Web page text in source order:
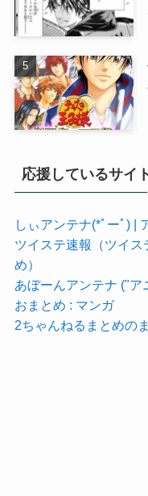
応援しているサイ
しぃアンテナ(*ﾟーﾟ) |
ツイステ速報（ツイス
め）
あぼーんアンテナ ("ア
おまとめ : マンガ
2ちゃんねるまとめの